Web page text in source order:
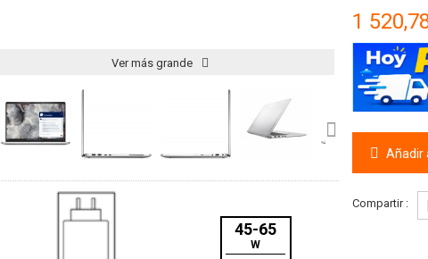
Ver más grande
45-65
W
1
Añadir
Compartir :